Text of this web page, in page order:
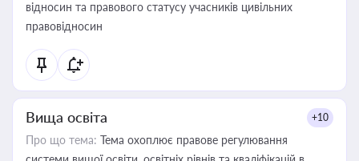
відносин та правового статусу учасників цивільних
правовідносин
Вища освіта +10
Про що тема: Тема охоплює правове регулювання